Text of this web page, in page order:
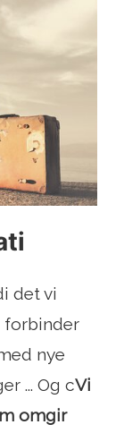
det vi
forbinder
nye
... Og cVi
omgir